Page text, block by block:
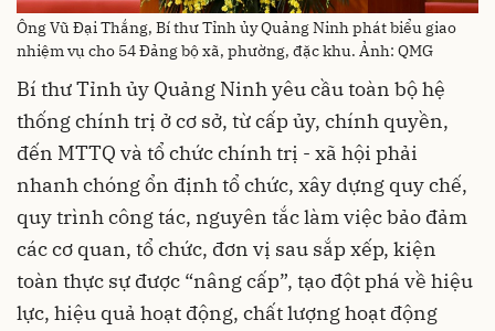
Ông Vũ Đại Thắng, Bí thư Tỉnh ủy Quảng Ninh phát biểu giao
nhiệm vụ cho 54 Đảng bộ xã, phường, đặc khu. Ảnh: QMG
Bí thư Tỉnh ủy Quảng Ninh yêu cầu toàn bộ hệ
thống chính trị ở cơ sở, từ cấp ủy, chính quyền,
đến MTTQ và tổ chức chính trị - xã hội phải
nhanh chóng ổn định tổ chức, xây dựng quy chế,
quy trình công tác, nguyên tắc làm việc bảo đảm
các cơ quan, tổ chức, đơn vị sau sắp xếp, kiện
toàn thực sự được “nâng cấp”, tạo đột phá về hiệu
lực, hiệu quả hoạt động, chất lượng hoạt động